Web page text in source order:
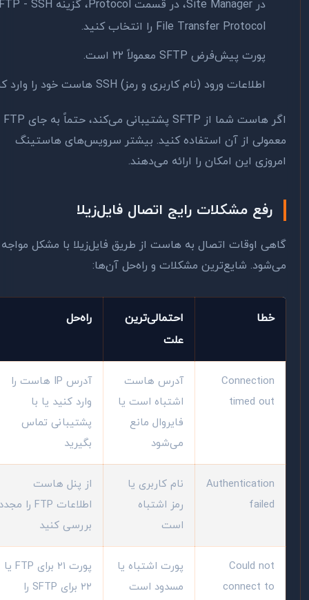
در Site Manager، در قسمت Protocol، گزینه SFTP - SSH
File Transfer Protocol را انتخاب کنید.
پورت پیش‌فرض SFTP معمولاً ۲۲ است.
اطلاعات ورود (نام کاربری و رمز) SSH هاست خود را وارد کنید.
اگر هاست شما از SFTP پشتیبانی می‌کند، حتماً به جای FTP
از آن استفاده کنید. بیشتر سرویس‌های هاستینگ
این امکان را ارائه می‌دهند.
رفع مشکلات رایج اتصال فایل‌زیلا
اوقات اتصال به هاست از طریق فایل‌زیلا با مشکل مواجه
شایع‌ترین مشکلات و راه‌حل آن‌ها:
احتمالی‌ترین
Connection
timed out
آدرس هاست
اشتباه است یا
فایروال مانع
می‌شود
آدرس IP هاست را
وارد کنید یا با
پشتیبانی تماس
Authentication
نام کاربری یا
رمز اشتباه
از پنل هاست
اطلاعات FTP را مجدداً
بررسی کنید
Could not
connect to
پورت اشتباه یا
مسدود است
پورت ۲۱ برای FTP یا
۲۲ برای SFTP را